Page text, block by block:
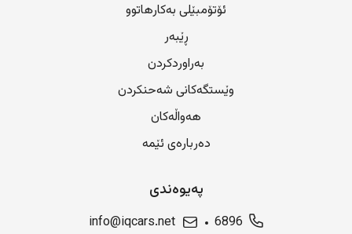
ئۆتۆمبێلی بەکارهاتوو
ڕێبەر
بەراوردکردن
وێستگەکانی شەحنکردن
هەواڵەکان
دەربارەی ئێمە
پەیوەندی
6896
info@iqcars.net